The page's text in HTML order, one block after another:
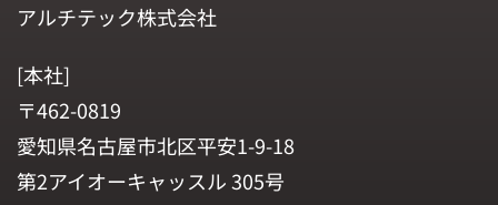
アルチテック株式会社
[本社]
〒462-0819
愛知県名古屋市北区平安1-9-18
第2アイオーキャッスル 305号